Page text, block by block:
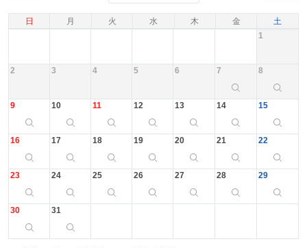
日 月 火 水 木 金 土
1
2 3 4 5 6 7 8
9 10 11 12 13 14 15
16 17 18 19 20 21 22
23 24 25 26 27 28 29
30 31